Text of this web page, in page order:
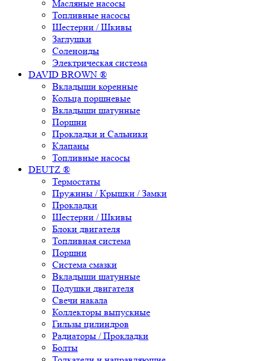
Масляные насосы
Топливные насосы
Шестерни / Шкивы
Заглушки
Соленоиды
Электрическая система
DAVID BROWN ®
Вкладыши коренные
Кольца поршневые
Вкладыши шатунные
Поршни
Прокладки и Сальники
Клапаны
Топливные насосы
DEUTZ ®
Термостаты
Пружины / Крышки / Замки
Прокладки
Шестерни / Шкивы
Блоки двигателя
Топливная система
Поршни
Система смазки
Вкладыши шатунные
Подушки двигателя
Свечи накала
Коллекторы выпускные
Гильзы цилиндров
Радиаторы / Прокладки
Болты